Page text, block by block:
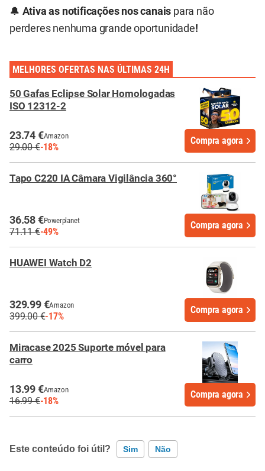
🔔 Ativa as notificações nos canais para não
perderes nenhuma grande oportunidade!
MELHORES OFERTAS NAS ÚLTIMAS 24H
50 Gafas Eclipse Solar Homologadas
ISO 12312-2
23.74 €Amazon
29.00 €-18%
Compra agora
Tapo C220 IA Câmara Vigilância 360°
36.58 €Powerplanet
71.11 €-49%
Compra agora
HUAWEI Watch D2
329.99 €Amazon
399.00 €-17%
Compra agora
Miracase 2025 Suporte móvel para
carro
13.99 €Amazon
16.99 €-18%
Compra agora
Este conteúdo foi útil? Sim Não